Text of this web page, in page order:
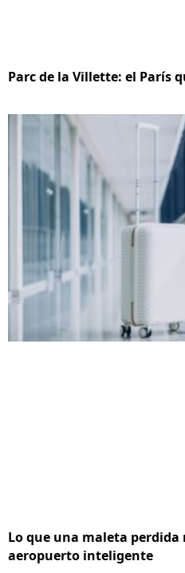
Parc de la Villette: el París
Lo que una maleta perdida
aeropuerto inteligente